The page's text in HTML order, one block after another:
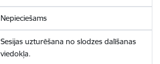
Nepieciešams
Sesijas uzturēšana no slodzes dalīšanas
viedokļa.